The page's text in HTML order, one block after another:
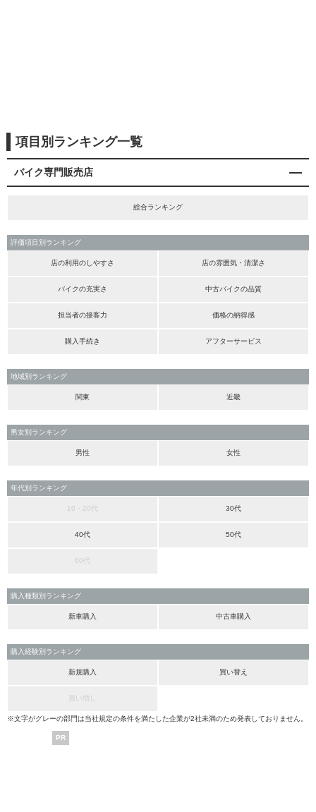
項目別ランキング一覧
バイク専門販売店
総合ランキング
評価項目別ランキング
店の利用のしやすさ 店の雰囲気・清潔さ
バイクの充実さ 中古バイクの品質
担当者の接客力 価格の納得感
購入手続き アフターサービス
地域別ランキング
関東 近畿
男女別ランキング
男性 女性
年代別ランキング
10・20代 30代
40代 50代
60代
購入種類別ランキング
新車購入 中古車購入
購入経験別ランキング
新規購入 買い替え
買い増し
※文字がグレーの部門は当社規定の条件を満たした企業が2社未満のため発表しておりません。
PR